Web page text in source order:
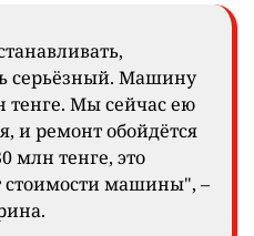
серьёзный. Машину
тенге. Мы сейчас ею
и ремонт обойдётся
млн тенге, это
стоимости машины", –